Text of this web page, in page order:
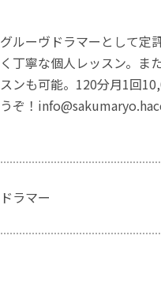
グルーヴドラマーとして定
く丁寧な個人レッスン。ま
スンも可能。120分月1回
うぞ！
ドラマー